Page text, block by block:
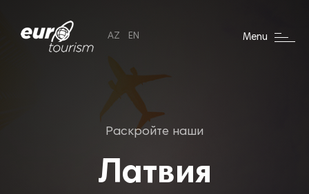
AZ EN Menu
Раскройте наши
Латвия